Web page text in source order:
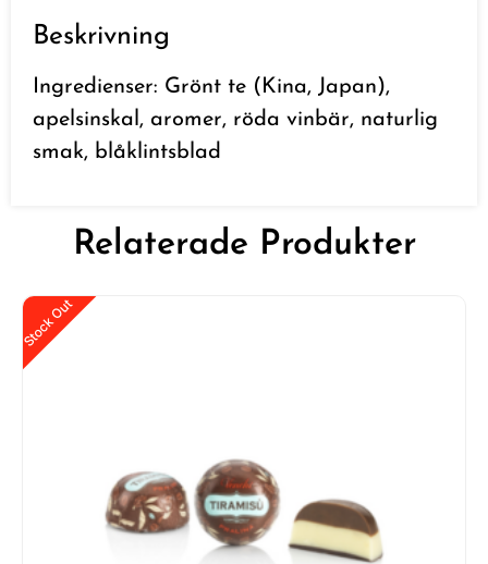
Beskrivning
Ingredienser: Grönt te (Kina, Japan),
apelsinskal, aromer, röda vinbär, naturlig
smak, blåklintsblad
Relaterade Produkter
Stock Out